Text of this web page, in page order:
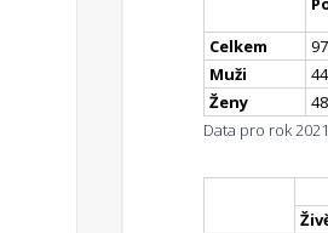
Celkem
Muži
Ženy
Data pro rok